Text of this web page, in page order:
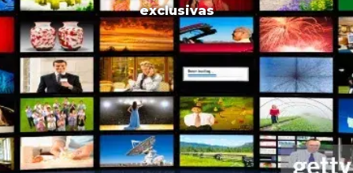
exclusivas